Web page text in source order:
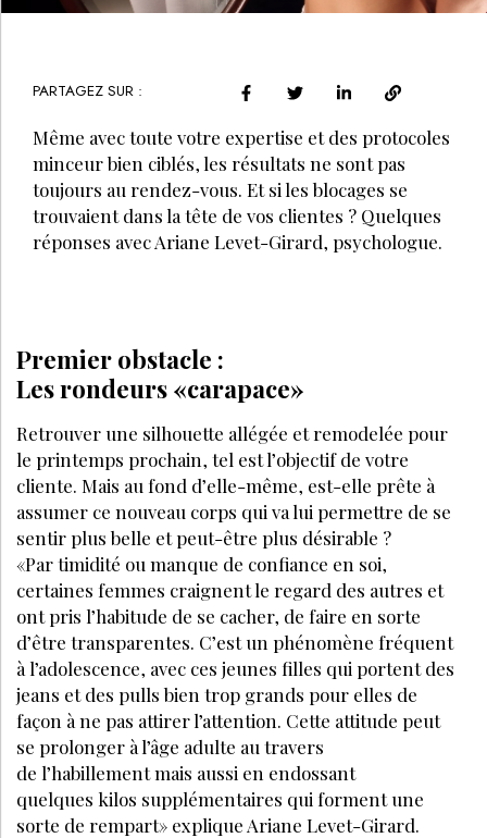
PARTAGEZ SUR :
Même avec toute votre expertise et des protocoles
minceur bien ciblés, les résultats ne sont pas
toujours au rendez-vous. Et si les blocages se
trouvaient dans la tête de vos clientes ? Quelques
réponses avec Ariane Levet-Girard, psychologue.
Premier obstacle :
Les rondeurs «carapace»
Retrouver une silhouette allégée et remodelée pour
le printemps prochain, tel est l’objectif de votre
cliente. Mais au fond d’elle-même, est-elle prête à
assumer ce nouveau corps qui va lui permettre de se
sentir plus belle et peut-être plus désirable ?
«Par timidité ou manque de confiance en soi,
certaines femmes craignent le regard des autres et
ont pris l’habitude de se cacher, de faire en sorte
d’être transparentes. C’est un phénomène fréquent
à l’adolescence, avec ces jeunes filles qui portent des
jeans et des pulls bien trop grands pour elles de
façon à ne pas attirer l’attention. Cette attitude peut
se prolonger à l’âge adulte au travers
de l’habillement mais aussi en endossant
quelques kilos supplémentaires qui forment une
sorte de rempart» explique Ariane Levet-Girard.